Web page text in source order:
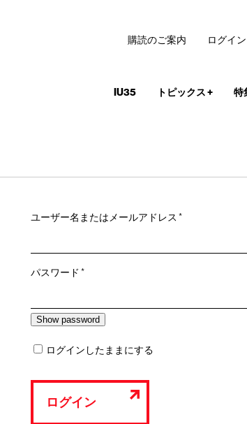
IU35 トピックス+ 特
購読のご案内 ログイン
ユーザー名またはメールアドレス*必
パスワード*必
ログインしたままにする
ログイン